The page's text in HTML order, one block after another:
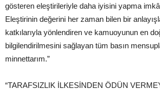
gösteren eleştirileriyle daha iyisini yapma
Eleştirinin değerini her zaman bilen bir
katkılarıyla yönlendiren ve kamuoyunun en
bilgilendirilmesini sağlayan tüm basın
minnettarım.”
“TARAFSIZLIK İLKESİNDEN ÖDÜN